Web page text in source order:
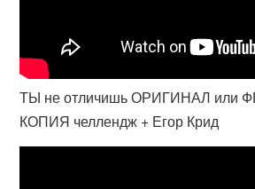
ТЫ не отличишь ОРИГИНАЛ или
КОПИЯ челлендж + Егор Крид